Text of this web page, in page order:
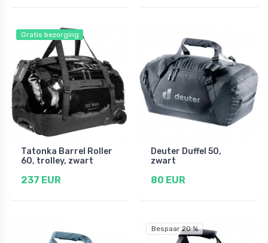
Gratis bezorging
Tatonka Barrel Roller
60, trolley, zwart
237 EUR
Deuter Duffel 50,
zwart
80 EUR
Bespaar 20 %